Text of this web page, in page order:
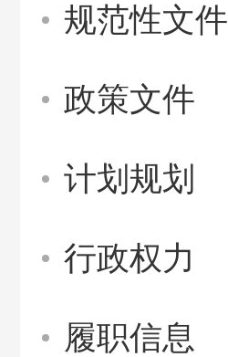
规范性文件
政策文件
计划规划
行政权力
履职信息